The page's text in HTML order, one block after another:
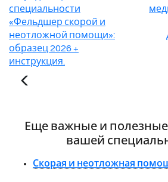
специальности
«Фельдшер скорой и
неотложной помощи»:
образец 2026 +
инструкция.
Еще важные и
вашей
Скорая и неотложная